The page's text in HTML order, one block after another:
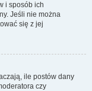
i sposób ich
Jeśli nie można
się z jej
ile postów dany
czy